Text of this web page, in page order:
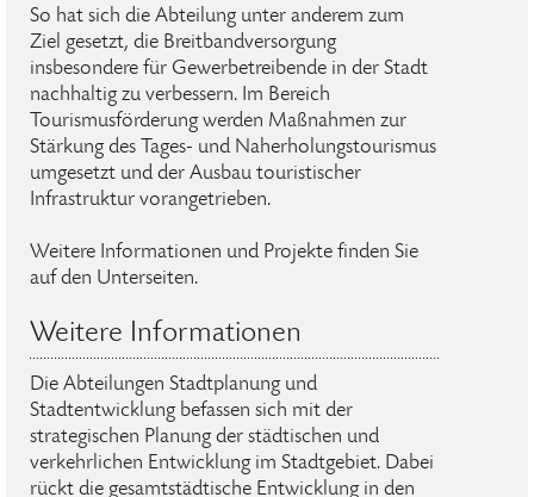
So hat sich die Abteilung unter anderem zum
Ziel gesetzt, die Breitbandversorgung
insbesondere für Gewerbetreibende in der Stadt
nachhaltig zu verbessern. Im Bereich
Tourismusförderung werden Maßnahmen zur
Stärkung des Tages- und Naherholungstourismus
umgesetzt und der Ausbau touristischer
Infrastruktur vorangetrieben.
Weitere Informationen und Projekte finden Sie
auf den Unterseiten.
Weitere Informationen
Die Abteilungen Stadtplanung und
Stadtentwicklung befassen sich mit der
strategischen Planung der städtischen und
verkehrlichen Entwicklung im Stadtgebiet. Dabei
rückt die gesamtstädtische Entwicklung in den